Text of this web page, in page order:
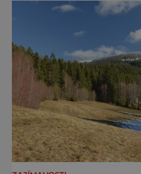
přijíždějí. Nejde o boj
ochranu krajiny, která
vlastního úspě